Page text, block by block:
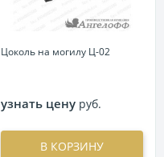
Цоколь на могилу Ц-02
узнать цену руб.
В КОРЗИНУ